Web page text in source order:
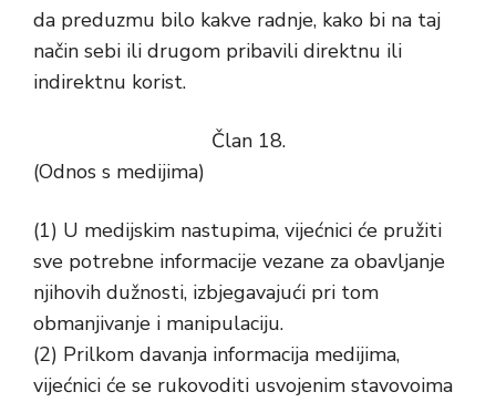
da preduzmu bilo kakve radnje, kako bi na taj
način sebi ili drugom pribavili direktnu ili
indirektnu korist.
Član 18.
(Odnos s medijima)
(1) U medijskim nastupima, vijećnici će pružiti
sve potrebne informacije vezane za obavljanje
njihovih dužnosti, izbjegavajući pri tom
obmanjivanje i manipulaciju.
(2) Prilkom davanja informacija medijima,
vijećnici će se rukovoditi usvojenim stavovoima